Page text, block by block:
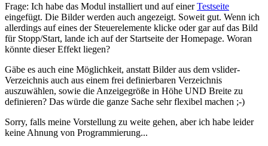
Frage: Ich habe das Modul installiert und auf einerTestseite
eingefügt. Die Bilder werden auch angezeigt. Soweit gut. Wenn ich
allerdings auf eines der Steuerelemente klicke oder gar auf das Bild
für Stopp/Start, lande ich auf der Startseite der Homepage. Woran
könnte dieser Effekt liegen?
Gäbe es auch eine Möglichkeit, anstatt Bilder aus dem vslider-
Verzeichnis auch aus einem frei definierbaren Verzeichnis
auszuwählen, sowie die Anzeigegröße in Höhe UND Breite zu
definieren? Das würde die ganze Sache sehr flexibel machen ;-)
Sorry, falls meine Vorstellung zu weite gehen, aber ich habe leider
keine Ahnung von Programmierung...